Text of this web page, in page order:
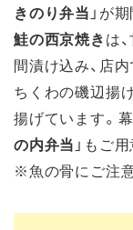
きのり弁当 」が
鮭の西京焼きは
間漬け込み、店
ちくわの磯辺揚
揚げています。
の内弁当 」もご
※魚の骨にご注